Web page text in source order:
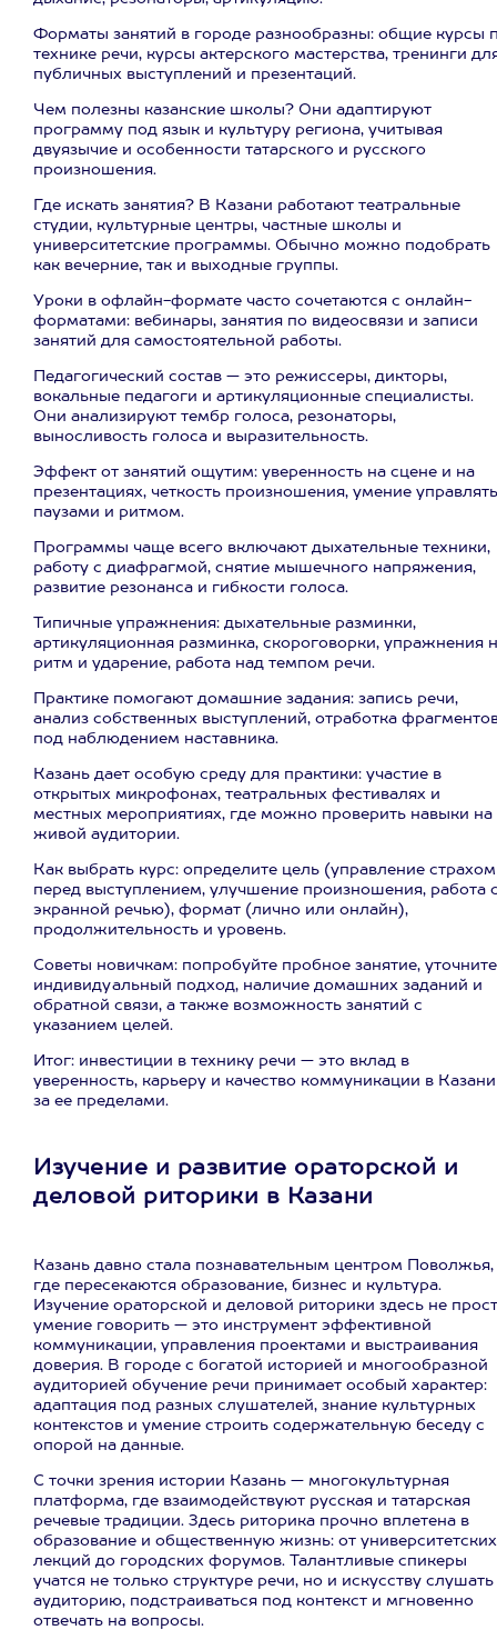
Форматы занятий в городе разнообразны: общие курсы
технике речи, курсы актерского мастерства, тренинги
публичных выступлений и презентаций.
Чем полезны казанские школы? Они адаптируют
программу под язык и культуру региона, учитывая
двуязычие и особенности татарского и русского
произношения.
Где искать занятия? В Казани работают театральные
студии, культурные центры, частные школы и
университетские программы. Обычно можно подобрать
как вечерние, так и выходные группы.
Уроки в офлайн-формате часто сочетаются с онлайн-
форматами: вебинары, занятия по видеосвязи и записи
занятий для самостоятельной работы.
Педагогический состав — это режиссеры, дикторы,
вокальные педагоги и артикуляционные специалисты.
Они анализируют тембр голоса, резонаторы,
выносливость голоса и выразительность.
Эффект от занятий ощутим: уверенность на сцене и на
презентациях, четкость произношения, умение управлять
паузами и ритмом.
Программы чаще всего включают дыхательные техники,
работу с диафрагмой, снятие мышечного напряжения,
развитие резонанса и гибкости голоса.
Типичные упражнения: дыхательные разминки,
артикуляционная разминка, скороговорки, упражнения
ритм и ударение, работа над темпом речи.
Практике помогают домашние задания: запись речи,
анализ собственных выступлений, отработка
под наблюдением наставника.
Казань дает особую среду для практики: участие в
открытых микрофонах, театральных фестивалях и
местных мероприятиях, где можно проверить навыки на
живой аудитории.
Как выбрать курс: определите цель (управление страхом
перед выступлением, улучшение произношения, работа
экранной речью), формат (лично или онлайн),
продолжительность и уровень.
Советы новичкам: попробуйте пробное занятие, уточните
индивидуальный подход, наличие домашних заданий и
обратной связи, а также возможность занятий с
указанием целей.
Итог: инвестиции в технику речи — это вклад в
уверенность, карьеру и качество коммуникации в
за ее пределами.
Изучение и развитие ораторской и
деловой риторики в Казани
Казань давно стала познавательным центром Поволжья,
где пересекаются образование, бизнес и культура.
Изучение ораторской и деловой риторики здесь не
умение говорить — это инструмент эффективной
коммуникации, управления проектами и выстраивания
доверия. В городе с богатой историей и многообразной
аудиторией обучение речи принимает особый характер:
адаптация под разных слушателей, знание культурных
контекстов и умение строить содержательную беседу с
опорой на данные.
С точки зрения истории Казань — многокультурная
платформа, где взаимодействуют русская и татарская
речевые традиции. Здесь риторика прочно вплетена в
образование и общественную жизнь: от университетских
лекций до городских форумов. Талантливые спикеры
учатся не только структуре речи, но и искусству слушать
аудиторию, подстраиваться под контекст и мгновенно
отвечать на вопросы.